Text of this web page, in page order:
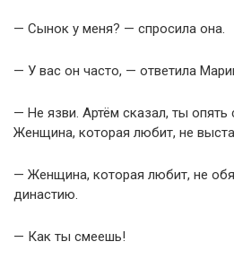
— Сынок у меня? — спросила она.
— У вас он часто, — ответила
— Не язви. Артём сказал, ты опять
Женщина, которая любит, не
— Женщина, которая любит, не
династию.
— Как ты смеешь!